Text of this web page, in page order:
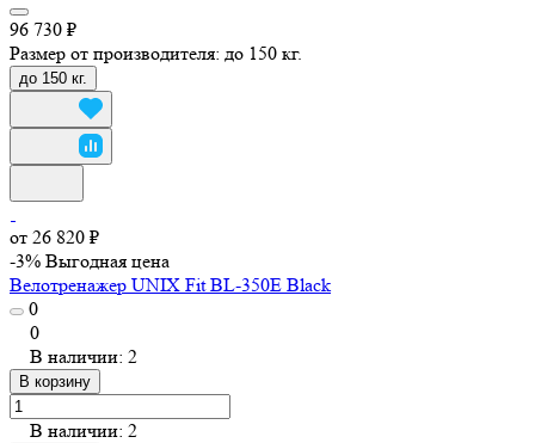
96 730 ₽
Размер от производителя: до 150 кг.
до 150 кг.
от 26 820 ₽
-3% Выгодная цена
Велотренажер UNIX Fit BL-350E Black
0
0
В наличии: 2
В корзину
В наличии: 2